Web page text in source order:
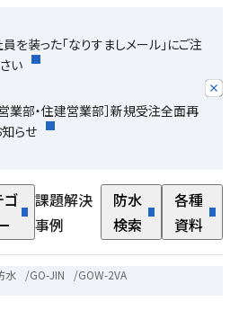
を装った「なりすましメール」にご注
い
業部・住建営業部］新規受注全面再
らせ
ゴ
課題解決
事例
防水
検索
各種
資料
水 /GO-JIN /GOW-2VA